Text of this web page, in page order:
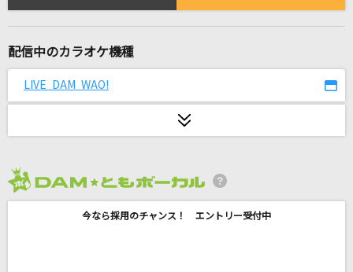
truth
花火大会
配信中のカラオケ機種
LIVE DAM WAO!
今なら採用のチャンス！ エントリー受付中